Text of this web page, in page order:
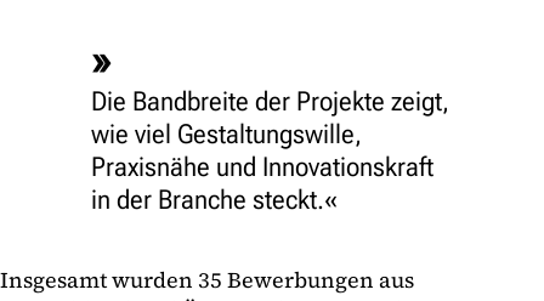
Die Bandbreite der Projekte zeigt,
wie viel Gestaltungswille,
Praxisnähe und Innovationskraft
in der Branche steckt.
Insgesamt wurden 35 Bewerbungen aus